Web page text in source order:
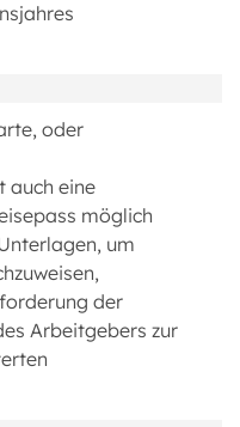
oder
auch eine
möglich
um
der
Arbeitgebers zur